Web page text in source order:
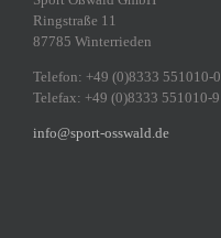
Ringstraße 11
87785 Winterrieden
Telefon: +49 (0)8333 551010-0
Telefax: +49 (0)8333 551010-9
info@sport-osswald.de